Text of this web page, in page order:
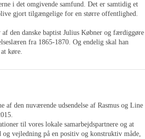
i det omgivende samfund. Det er samtidig et
gjort tilgængelige for en større offentlighed.
den danske baptist Julius Købner og færdiggøre
fra 1865-1870. Og endelig skal han
køre.
af den nuværende udsendelse af Rasmus og Line
til vores lokale samarbejdspartnere og at
vejledning på en positiv og konstruktiv måde,